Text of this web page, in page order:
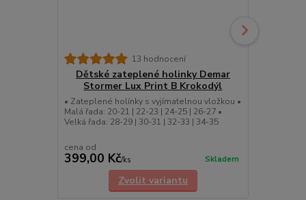
13 hodnocení
Dětské zateplené holinky Demar
Stormer Lux Print B Krokodýl
• Zateplené holínky s vyjímatelnou vložkou •
Malá řada: 20-21 | 22-23 | 24-25 | 26-27 •
Velká řada: 28-29 | 30-31 | 32-33 | 34-35
cena od
399,00 Kč/ks Skladem
Zvolit variantu